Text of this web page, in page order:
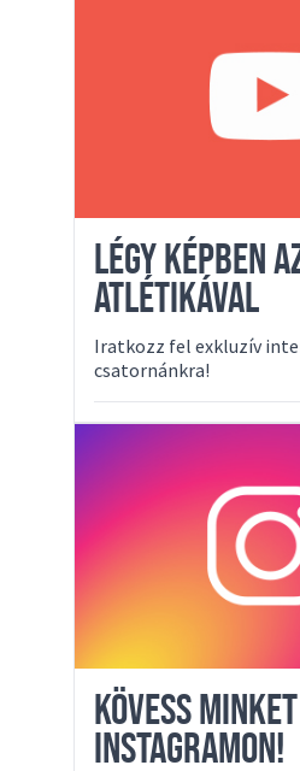
LÉGY KÉPBEN
ATLÉTIKÁVAL
Iratkozz fel exkluzív
csatornánkra!
KÖVESS MINKET
INSTAGRAMON!